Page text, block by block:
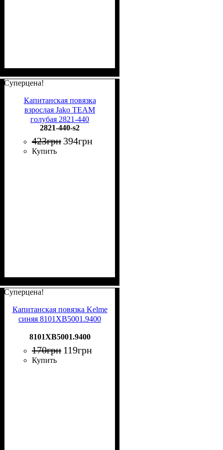
Суперцена!
Капитанская повязка
взрослая Jako TEAM
голубая 2821-440
2821-440-s2
423грн 394грн
Купить
Суперцена!
Капитанская повязка Kelme
синяя 8101XB5001.9400
8101XB5001.9400
170грн 119грн
Купить